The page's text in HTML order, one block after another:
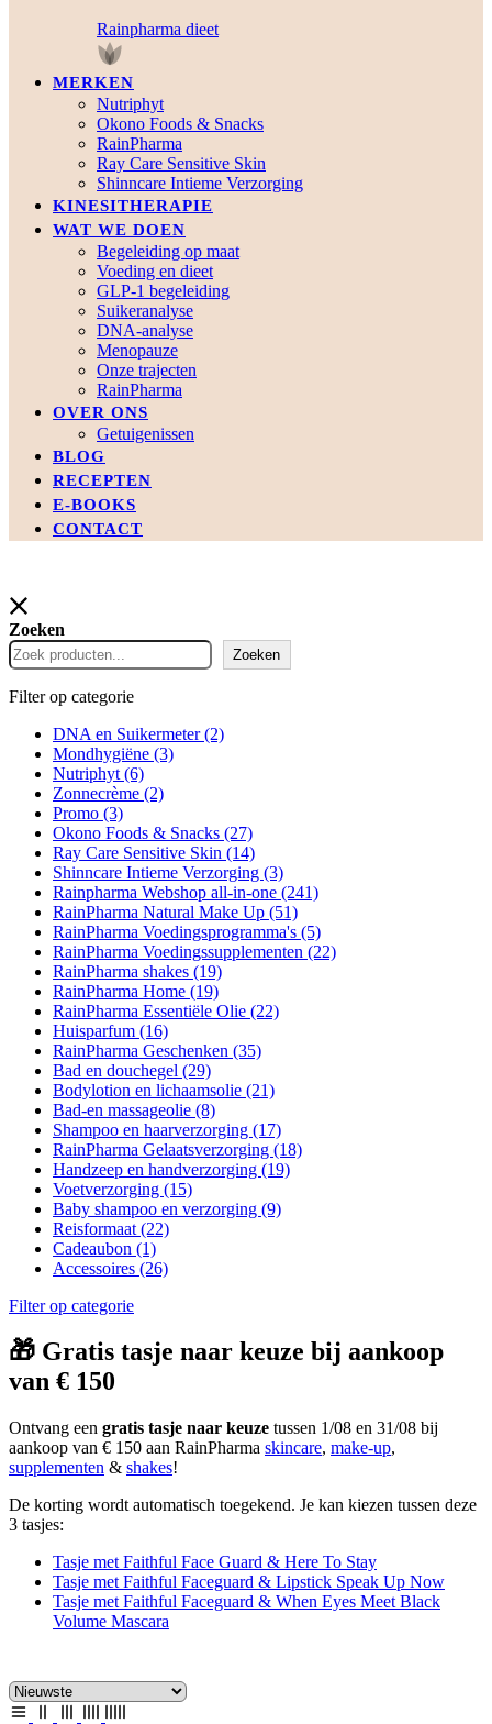
Rainpharma dieet
MERKEN
Nutriphyt
Okono Foods & Snacks
RainPharma
Ray Care Sensitive Skin
Shinncare Intieme Verzorging
KINESITHERAPIE
WAT WE DOEN
Begeleiding op maat
Voeding en dieet
GLP-1 begeleiding
Suikeranalyse
DNA-analyse
Menopauze
Onze trajecten
RainPharma
OVER ONS
Getuigenissen
BLOG
RECEPTEN
E-BOOKS
CONTACT
Zoeken
Zoeken
Filter op categorie
DNA en Suikermeter(2)
Mondhygiëne (3)
Nutriphyt (6)
Zonnecrème (2)
Promo (3)
Okono Foods & Snacks (27)
Ray Care Sensitive Skin (14)
Shinncare Intieme Verzorging (3)
Rainpharma Webshop all-in-one (241)
RainPharma Natural Make Up (51)
RainPharma Voedingsprogramma's (5)
RainPharma Voedingssupplementen (22)
RainPharma shakes (19)
RainPharma Home (19)
RainPharma Essentiële Olie (22)
Huisparfum (16)
RainPharma Geschenken (35)
Bad en douchegel (29)
Bodylotion en lichaamsolie (21)
Bad-en massageolie (8)
Shampoo en haarverzorging (17)
RainPharma Gelaatsverzorging (18)
Handzeep en handverzorging (19)
Voetverzorging (15)
Baby shampoo en verzorging (9)
Reisformaat (22)
Cadeaubon (1)
Accessoires (26)
Filter op categorie
🎁 Gratis tasje naar keuze bij aankoop
van € 150
Ontvang een gratis tasje naar keuze tussen 1/08 en 31/08 bij
aankoop van € 150 aan RainPharma skincare, make-up,
supplementen & shakes!
De korting wordt automatisch toegekend. Je kan kiezen tussen deze
3 tasjes:
Tasje met Faithful Face Guard & Here To Stay
Tasje met Faithful Faceguard & Lipstick Speak Up Now
Tasje met Faithful Faceguard & When Eyes Meet Black
Volume Mascara